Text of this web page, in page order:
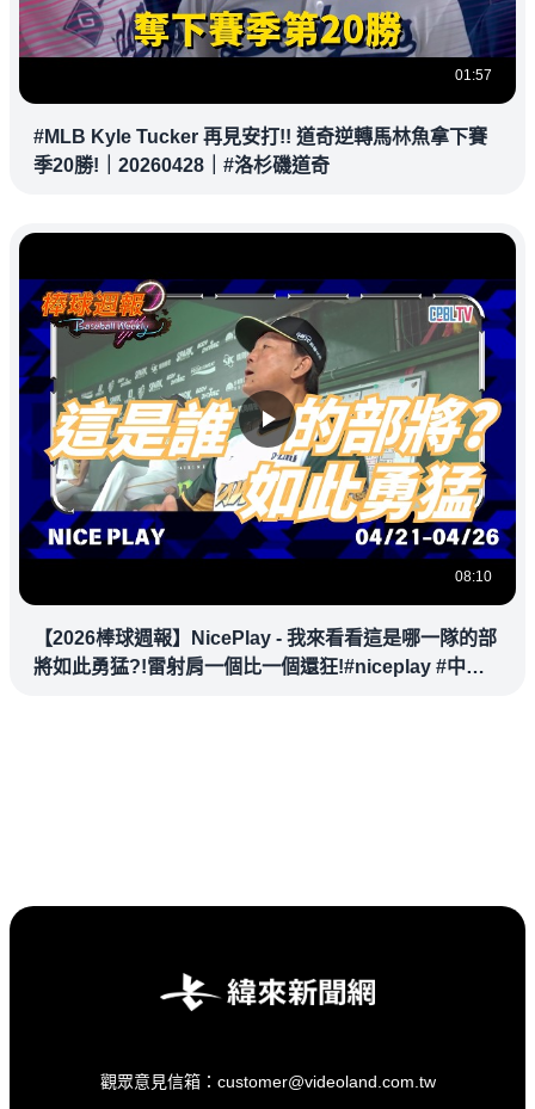
01:57
#MLB Kyle Tucker 再見安打!! 道奇逆轉馬林魚拿下賽
季20勝!｜20260428｜#洛杉磯道奇
08:10
【2026棒球週報】NicePlay - 我來看看這是哪一隊的部
將如此勇猛?!雷射肩一個比一個還狂!#niceplay #中華
觀眾意見信箱：customer@videoland.com.tw